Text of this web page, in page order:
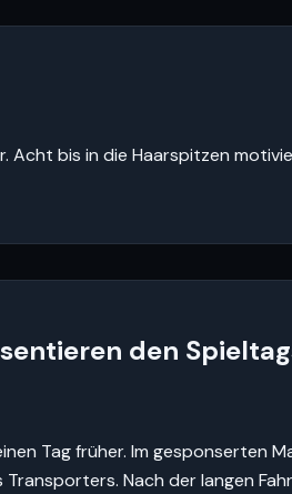
Acht bis in die Haarspitzen
den
Tag früher. Im gesponserten
Nach der langen